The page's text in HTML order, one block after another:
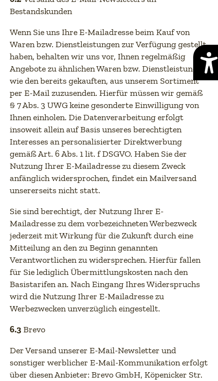
Bestandskunden
Wenn Sie uns Ihre E-Mailadresse beim Kauf von
Waren bzw. Dienstleistungen zur Verfügung gestellt
haben, behalten wir uns vor, Ihnen regelmäßig
Angebote zu ähnlichen Waren bzw. Dienstleistungen,
wie den bereits gekauften, aus unserem Sortiment
per E-Mail zuzusenden. Hierfür müssen wir gemäß
§ 7 Abs. 3 UWG keine gesonderte Einwilligung von
Ihnen einholen. Die Datenverarbeitung erfolgt
insoweit allein auf Basis unseres berechtigten
Interesses an personalisierter Direktwerbung
gemäß Art. 6 Abs. 1 lit. f DSGVO. Haben Sie der
Nutzung Ihrer E-Mailadresse zu diesem Zweck
anfänglich widersprochen, findet ein Mailversand
unsererseits nicht statt.
Sie sind berechtigt, der Nutzung Ihrer E-
Mailadresse zu dem vorbezeichneten Werbezweck
jederzeit mit Wirkung für die Zukunft durch eine
Mitteilung an den zu Beginn genannten
Verantwortlichen zu widersprechen. Hierfür fallen
für Sie lediglich Übermittlungskosten nach den
Basistarifen an. Nach Eingang Ihres Widerspruchs
wird die Nutzung Ihrer E-Mailadresse zu
Werbezwecken unverzüglich eingestellt.
6.3 Brevo
Der Versand unserer E-Mail-Newsletter und
sonstiger werblicher E-Mail-Kommunikation erfolgt
über diesen Anbieter: Brevo GmbH, Köpenicker Str.